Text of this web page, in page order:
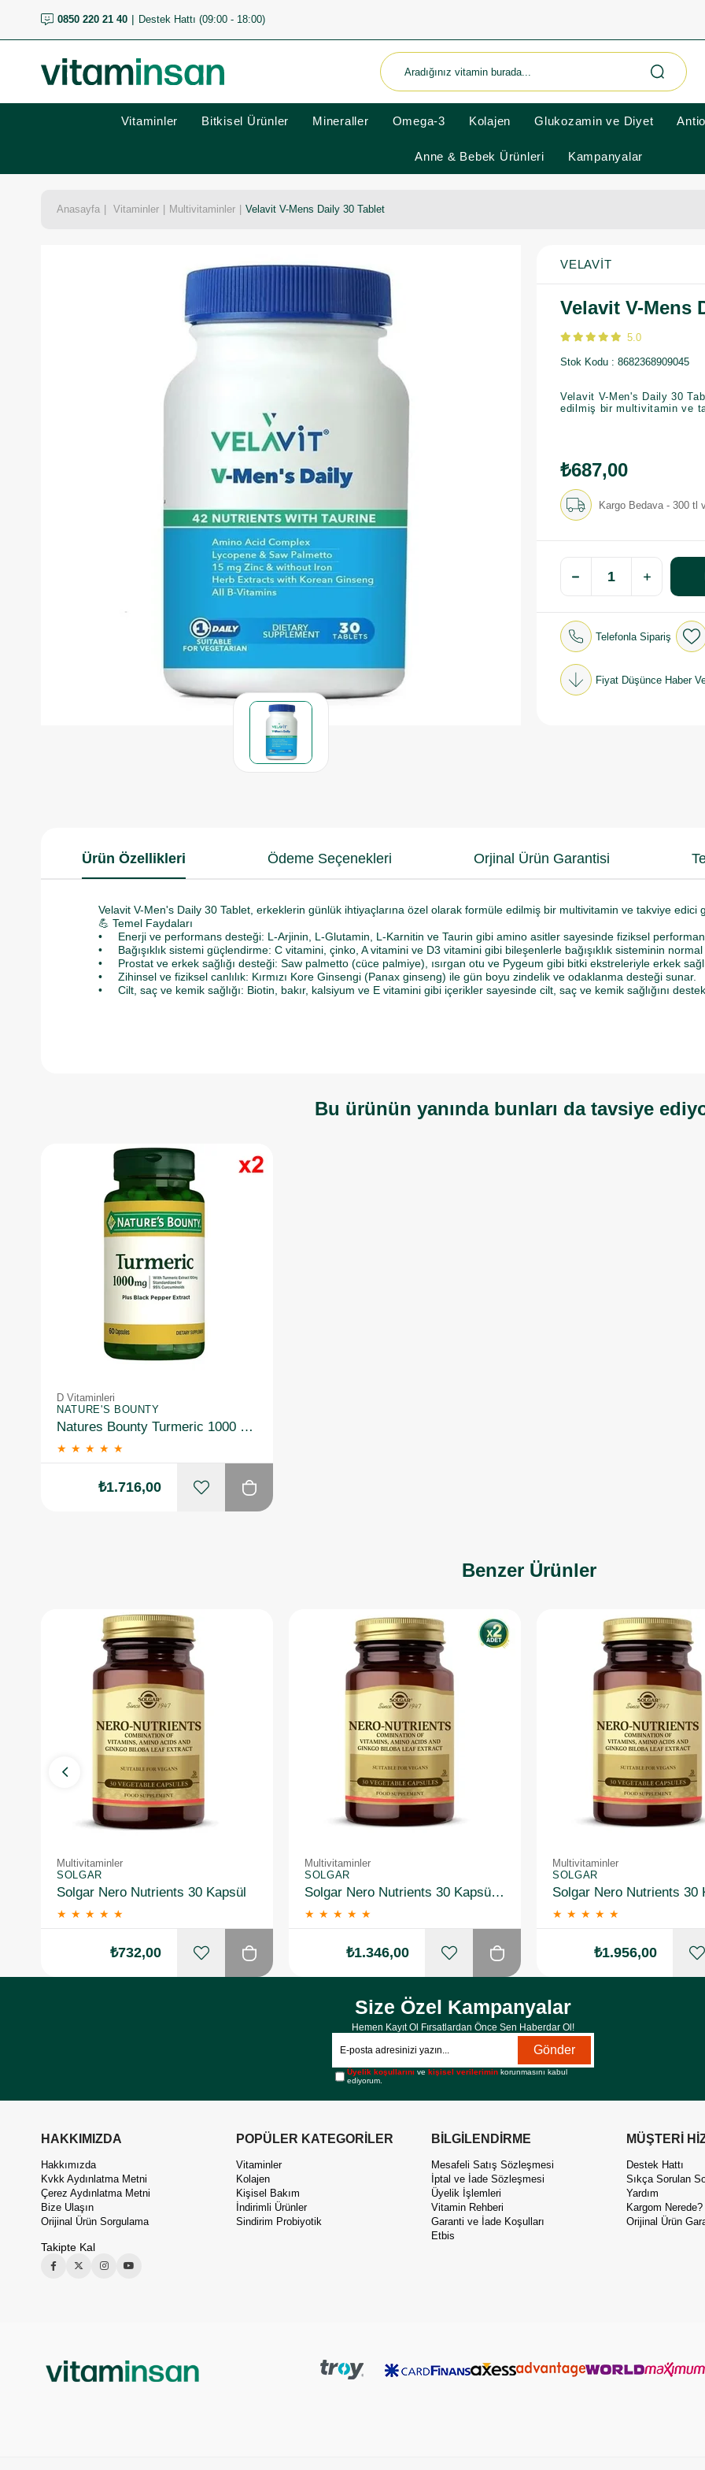
0850 220 21 40 Destek Hattı (09:00 - 18:00)
Vitaminler Bitkisel Ürünler Mineraller Omega-3 Kolajen Glukozamin ve Diyet
Anne & Bebek Ürünleri Kampanyalar
Anasayfa Vitaminler Multivitaminler Velavit V-Mens Daily 30 Tablet
VELAVIT
Velavit V-Mens
5.0
Stok Kodu 8682368909045
Velavit V-Men's Daily 30
edilmiş bir multivitamin ve
₺687,00
Kargo Bedava - 300 tl
Telefonla Sipariş
Fiyat Düşünce Haber
Ürün Özellikleri Ödeme Seçenekleri Orjinal Ürün Garantisi
Velavit V-Men's Daily 30 Tablet, erkeklerin günlük ihtiyaçlarına özel olarak formüle edilmiş bir multivitamin ve takviye edici
💪 Temel Faydaları
• Enerji ve performans desteği: L-Arjinin, L-Glutamin, L-Karnitin ve Taurin gibi amino asitler sayesinde fiziksel
• Bağışıklık sistemi güçlendirme: C vitamini, çinko, A vitamini ve D3 vitamini gibi bileşenlerle bağışıklık sisteminin
• Prostat ve erkek sağlığı desteği: Saw palmetto (cüce palmiye), ısırgan otu ve Pygeum gibi bitki ekstreleriyle erkek
• Zihinsel ve fiziksel canlılık: Kırmızı Kore Ginsengi (Panax ginseng) ile gün boyu zindelik ve odaklanma desteği sunar.
• Cilt, saç ve kemik sağlığı: Biotin, bakır, kalsiyum ve E vitamini gibi içerikler sayesinde cilt, saç ve kemik sağlığını
Bu ürünün yanında bunları da tavsiye
D Vitaminleri
NATURE'S BOUNTY
Natures Bounty Turmeric 1000 mg Plus Black Pepper 60 Kapsül 2 Adet
★ ★ ★ ★ ★
₺1.716,00
Benzer Ürünler
Multivitaminler
SOLGAR
Solgar Nero Nutrients 30 Kapsül
★ ★ ★ ★ ★
₺732,00
Multivitaminler
SOLGAR
Solgar Nero Nutrients 30 Kapsül 2 Adet
★ ★ ★ ★ ★
₺1.346,00
Multivitaminler
SOLGAR
★ ★ ★ ★ ★
₺1.956,00
Size Özel Kampanyalar
Hemen Kayıt Ol Fırsatlardan Önce Sen Haberdar Ol!
Gönder
Üyelik koşullarını vekişisel verilerimin korunmasını kabul
ediyorum.
HAKKIMIZDA
Hakkımızda
Kvkk Aydınlatma Metni
Çerez Aydınlatma Metni
Bize Ulaşın
Orijinal Ürün Sorgulama
Takipte Kal
POPÜLER KATEGORİLER
Vitaminler
Kolajen
Kişisel Bakım
İndirimli Ürünler
Sindirim Probiyotik
BİLGİLENDİRME
Mesafeli Satış Sözleşmesi
İptal ve İade Sözleşmesi
Üyelik İşlemleri
Vitamin Rehberi
Garanti ve İade Koşulları
Etbis
MÜŞTERİ
Destek Hattı
Sıkça Sorulan
Yardım
Kargom Nerede?
Orijinal Ürün